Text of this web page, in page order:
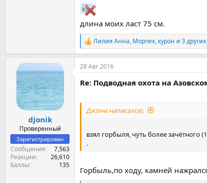
длина моих ласт 75 см.
Р
е
а
к
и
Лилия Анна, Морпех, курон и 3 других
djonik
Проверенный
Зарегистрирован
Сообщения
7,563
Реакции
26,610
Баллы
135
28 Авг 2016
Re: Подводная охота на
Джони написал(а):
взял горбыля, чуть более зачётного
.
Горбыль,по ходу, камней